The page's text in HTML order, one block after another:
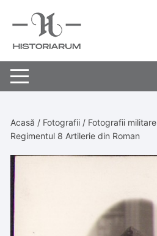
Acasă / Fotografii / Fotografii militare
Regimentul 8 Artilerie din Roman